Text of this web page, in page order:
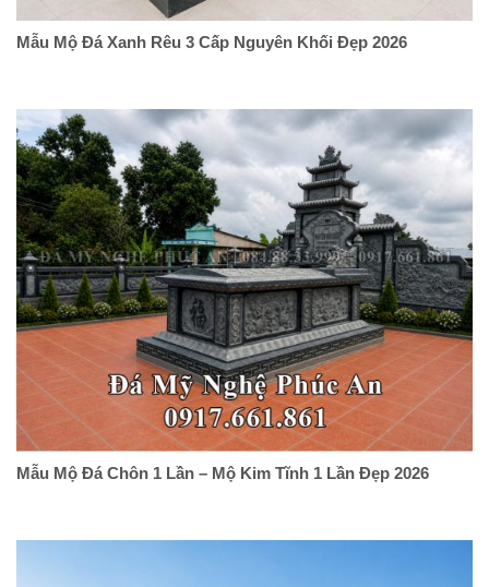
Mẫu Mộ Đá Xanh Rêu 3 Cấp Nguyên Khối Đẹp 2026
Mẫu Mộ Đá Chôn 1 Lần – Mộ Kim Tĩnh 1 Lần Đẹp 2026